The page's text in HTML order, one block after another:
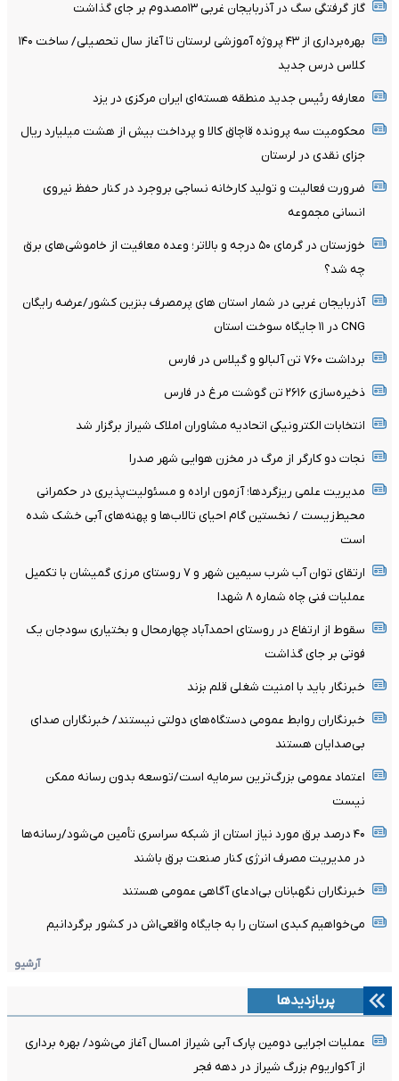
گاز گرفتگی سگ در آذربایجان غربی ۱۳مصدوم بر جای گذاشت
بهره‌برداری از ۴۳ پروژه آموزشی لرستان تا آغاز سال تحصیلی/ ساخت ۱۴۰
کلاس درس جدید
معارفه رئیس جدید منطقه هسته‌ای ایران مرکزی در یزد
محکومیت سه پرونده قاچاق کالا و پرداخت بیش از هشت میلیارد ریال
جزای نقدی در لرستان
ضرورت فعالیت و تولید کارخانه نساجی بروجرد در کنار حفظ نیروی
انسانی مجموعه
خوزستان در گرمای ۵۰ درجه و بالاتر؛ وعده معافیت از خاموشی‌های برق
چه شد؟
آذربایجان غربی در شمار استان های پرمصرف بنزین کشور/عرضه رایگان
CNG در ۱۱ جایگاه سوخت استان
برداشت ۷۶۰ تن آلبالو و گیلاس در فارس
ذخیره‌سازی ۲۶۱۶ تن گوشت مرغ در فارس
انتخابات الکترونیکی اتحادیه مشاوران املاک شیراز برگزار شد
نجات دو کارگر از مرگ در مخزن هوایی شهر صدرا
مدیریت علمی ریزگردها؛ آزمون اراده و مسئولیت‌پذیری در حکمرانی
محیط‌زیست / نخستین گام احیای تالاب‌ها و پهنه‌های آبی خشک شده
است
ارتقای توان آب شرب سیمین شهر و ۷ روستای مرزی گمیشان با تکمیل
عملیات فنی چاه شماره ۸ شهدا
سقوط از ارتفاع در روستای احمدآباد چهارمحال و بختیاری سودجان یک
فوتی بر جای گذاشت
خبرنگار باید با امنیت شغلی قلم بزند
خبرنگاران روابط عمومی دستگاه‌های دولتی نیستند/ خبرنگاران صدای
بی‌صدایان هستند
اعتماد عمومی بزرگ‌ترین سرمایه است/توسعه بدون رسانه ممکن
نیست
۴۰ درصد برق مورد نیاز استان از شبکه سراسری تأمین می‌شود/رسانه‌ها
در مدیریت مصرف انرژی کنار صنعت برق باشند
خبرنگاران نگهبانان بی‌ادعای آگاهی عمومی هستند
می‌خواهیم کبدی استان را به جایگاه واقعی‌اش در کشور برگردانیم
آرشیو
پربازدیدها
عملیات اجرایی دومین پارک آبی شیراز امسال آغاز می‌شود/ بهره برداری
از آکواریوم بزرگ شیراز در دهه فجر